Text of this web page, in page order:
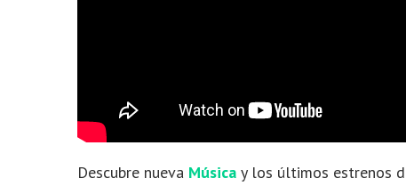
Descubre nueva Música y los últimos estrenos